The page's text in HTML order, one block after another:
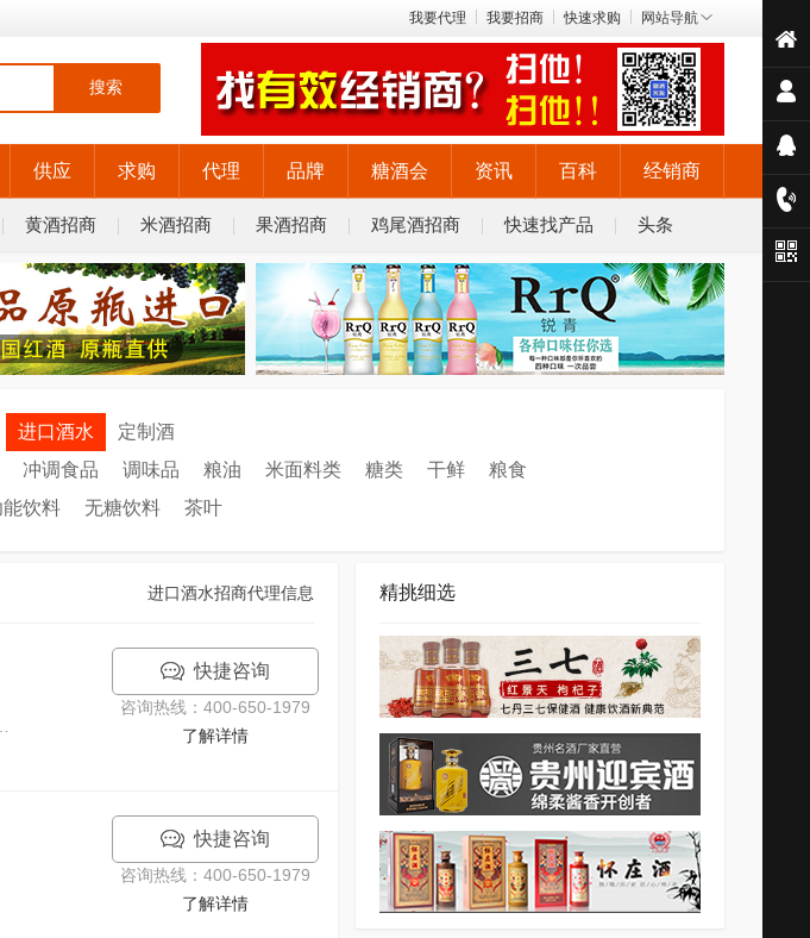
我要代理 我要招商 快速求购 网站导航
搜索
供应 求购 代理 品牌 糖酒会 资讯 百科 经销商
黄酒招商 米酒招商 果酒招商 鸡尾酒招商 快速找产品 头条
进口酒水 定制酒
冲调食品 调味品 粮油 米面料类 糖类 干鲜 粮食
能饮料 无糖饮料 茶叶
进口酒水招商代理信息
快捷咨询
咨询热线：400-650-1979
了解详情
快捷咨询
咨询热线：400-650-1979
了解详情
精挑细选